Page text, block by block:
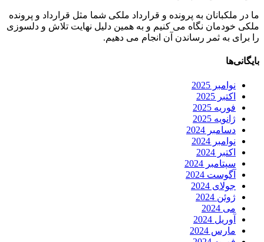
ما در ملکبانان به پرونده و قرارداد ملکی شما مثل قرارداد و پرونده
ملکی خودمان نگاه می کنیم و به همین دلیل نهایت تلاش و دلسوزی
را برای به ثمر رساندن آن انجام می دهیم.
بایگانی‌ها
نوامبر 2025
اکتبر 2025
فوریه 2025
ژانویه 2025
دسامبر 2024
نوامبر 2024
اکتبر 2024
سپتامبر 2024
آگوست 2024
جولای 2024
ژوئن 2024
می 2024
آوریل 2024
مارس 2024